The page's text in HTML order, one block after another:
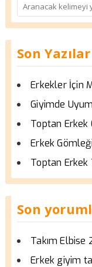
Son Yazılar
Erkekler İçin
Giyimde
Toptan
Erkek
Toptan Erkek
Son
Takım Elbise
Erkek giyim